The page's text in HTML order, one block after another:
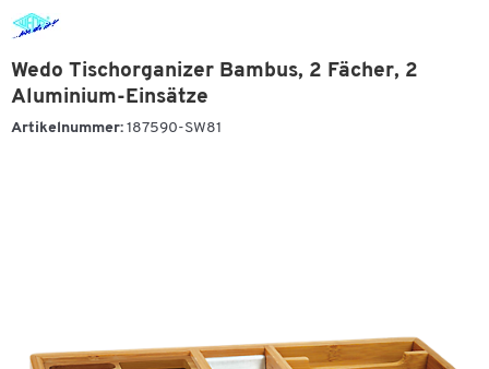
Wedo Tischorganizer Bambus, 2 Fächer, 2
Aluminium-Einsätze
Artikelnummer: 187590-SW81